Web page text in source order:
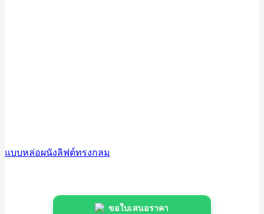
แบบหล่อผนังลิฟต์ทรงกลม
ขอใบเสนอราคา